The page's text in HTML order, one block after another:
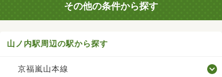
その他の条件から探す
山ノ内駅周辺の駅から探す
京福嵐山本線